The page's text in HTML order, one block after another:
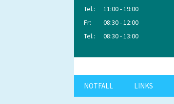
Tel.:
11:00 - 19:00
Fr:
08:30 - 12:00
Tel.:
08:30 - 13:00
NOTFALL LINKS